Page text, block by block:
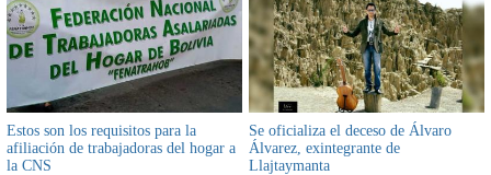
Estos son los requisitos para la
afiliación de trabajadoras del hogar a
la CNS
Se oficializa el deceso de Álvaro
Álvarez, exintegrante de
Llajtaymanta